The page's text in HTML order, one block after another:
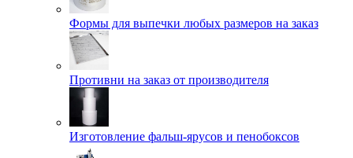
Формы для выпечки любых размеров на заказ
Противни на заказ от производителя
Изготовление фальш-ярусов и пенобоксов